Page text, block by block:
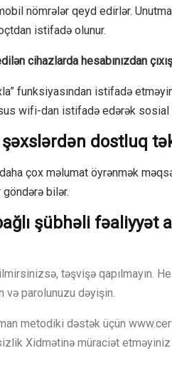
nömrələr qeyd edirlər.
istifadə olunur.
cihazlarda hesabınızdan
funksiyasından istifadə
wifi-dan istifadə edərək sosial
dostluq
çox məlumat öyrənmək
bilər.
şübhəli fəaliyyət
təşvişə qapılmayın.
və parolunuzu dəyişin.
metodiki dəstək üçün
Xidmətinə müraciət etməyiniz